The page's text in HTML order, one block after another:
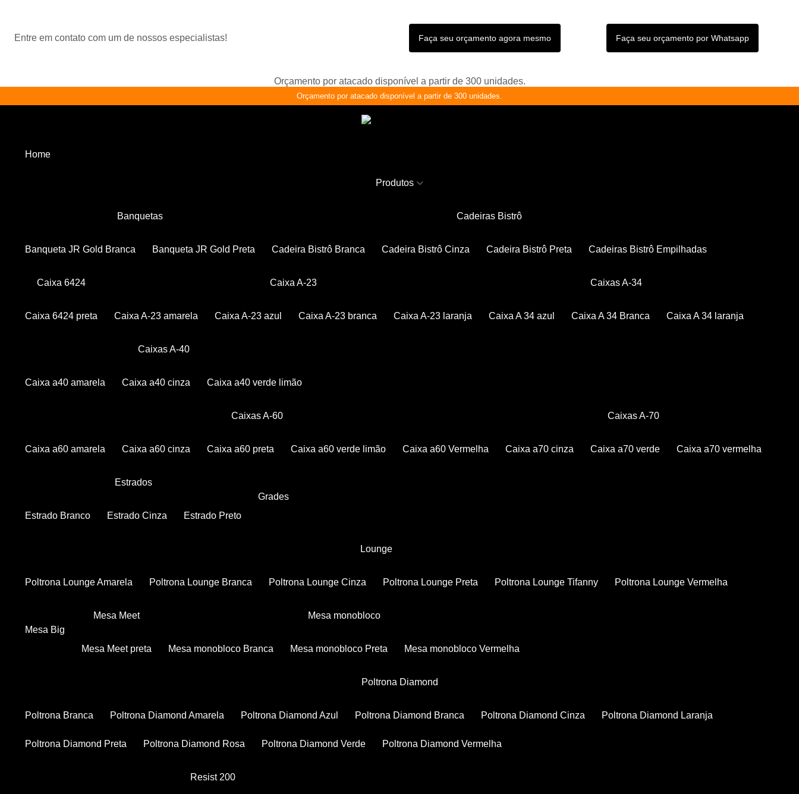
Entre em contato com um de nossos especialistas! Faça seu orçamento agora mesmo Faça seu orçamento por Whatsapp
Orçamento por atacado disponível a partir de 300 unidades.
Orçamento por atacado disponível a partir de 300 unidades.
Home
Produtos
Banquetas
Banqueta JR Gold Branca Banqueta JR Gold Preta
Cadeiras Bistrô
Cadeira Bistrô Branca Cadeira Bistrô Cinza Cadeira Bistrô Preta Cadeiras Bistrô Empilhadas
Caixa 6424
Caixa 6424 preta
Caixa A-23
Caixa A-23 amarela Caixa A-23 azul Caixa A-23 branca Caixa A-23 laranja
Caixas A-34
Caixa A 34 azul Caixa A 34 Branca Caixa A 34 laranja
Caixas A-40
Caixa a40 amarela Caixa a40 cinza Caixa a40 verde limão
Caixas A-60
Caixa a60 amarela Caixa a60 cinza Caixa a60 preta Caixa a60 verde limão Caixa a60 Vermelha
Caixas A-70
Caixa a70 cinza Caixa a70 verde Caixa a70 vermelha
Estrados
Estrado Branco Estrado Cinza Estrado Preto
Grades
Lounge
Poltrona Lounge Amarela Poltrona Lounge Branca Poltrona Lounge Cinza Poltrona Lounge Preta Poltrona Lounge Tifanny Poltrona Lounge Vermelha
Mesa Big
Mesa Meet
Mesa Meet preta
Mesa monobloco
Mesa monobloco Branca Mesa monobloco Preta Mesa monobloco Vermelha
Poltrona Diamond
Poltrona Branca Poltrona Diamond Amarela Poltrona Diamond Azul Poltrona Diamond Branca Poltrona Diamond Cinza Poltrona Diamond Laranja
Poltrona Diamond Preta Poltrona Diamond Rosa Poltrona Diamond Verde Poltrona Diamond Vermelha
Resist 200